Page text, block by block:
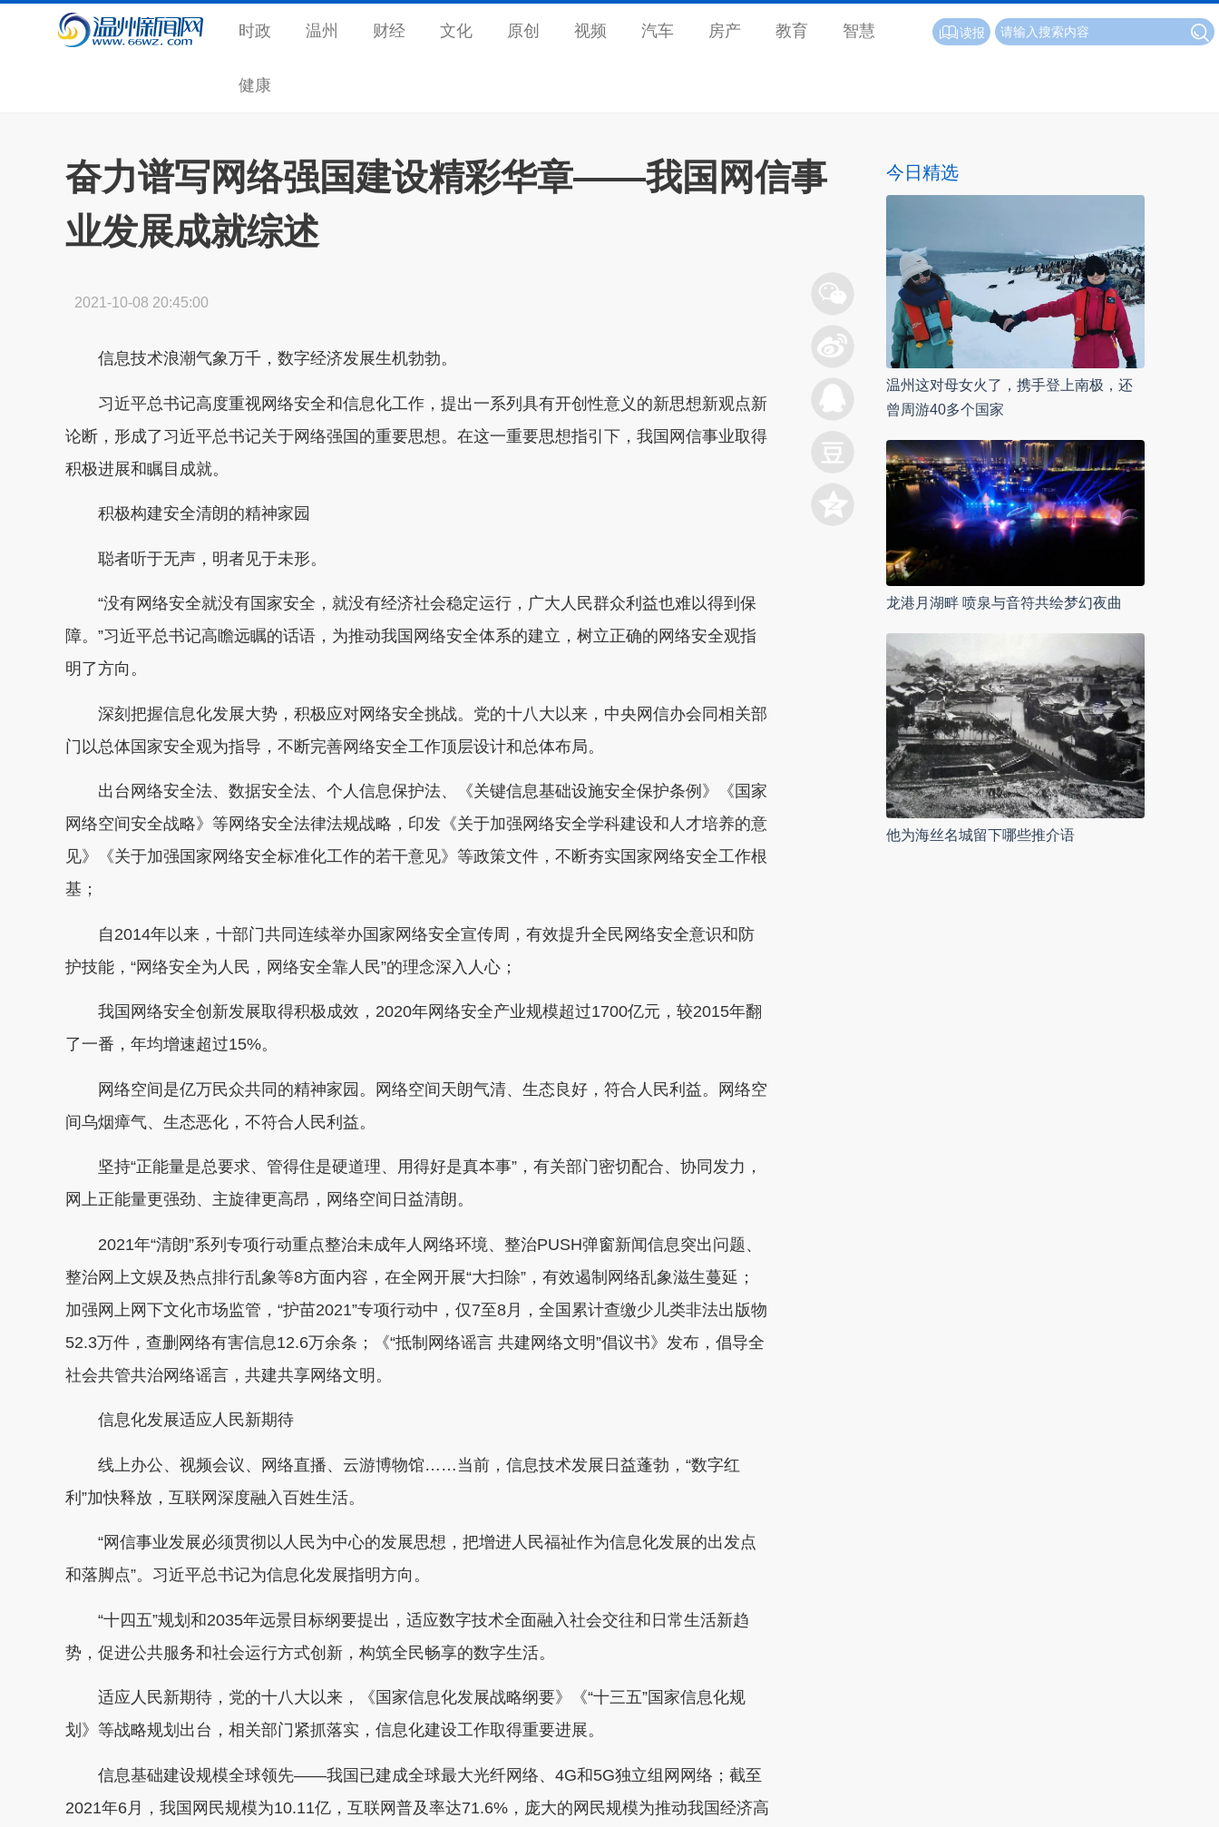
时政 温州 财经 文化 原创 视频 汽车 房产 教育 智慧
健康
读报
奋力谱写网络强国建设精彩华章——我国网信事
业发展成就综述
2021-10-08 20:45:00
信息技术浪潮气象万千，数字经济发展生机勃勃。
习近平总书记高度重视网络安全和信息化工作，提出一系列具有开创性意义的新思想新观点新
论断，形成了习近平总书记关于网络强国的重要思想。在这一重要思想指引下，我国网信事业取得
积极进展和瞩目成就。
积极构建安全清朗的精神家园
聪者听于无声，明者见于未形。
“没有网络安全就没有国家安全，就没有经济社会稳定运行，广大人民群众利益也难以得到保
障。”习近平总书记高瞻远瞩的话语，为推动我国网络安全体系的建立，树立正确的网络安全观指
明了方向。
深刻把握信息化发展大势，积极应对网络安全挑战。党的十八大以来，中央网信办会同相关部
门以总体国家安全观为指导，不断完善网络安全工作顶层设计和总体布局。
出台网络安全法、数据安全法、个人信息保护法、《关键信息基础设施安全保护条例》《国家
网络空间安全战略》等网络安全法律法规战略，印发《关于加强网络安全学科建设和人才培养的意
见》《关于加强国家网络安全标准化工作的若干意见》等政策文件，不断夯实国家网络安全工作根
基；
自2014年以来，十部门共同连续举办国家网络安全宣传周，有效提升全民网络安全意识和防
护技能，“网络安全为人民，网络安全靠人民”的理念深入人心；
我国网络安全创新发展取得积极成效，2020年网络安全产业规模超过1700亿元，较2015年翻
了一番，年均增速超过15%。
网络空间是亿万民众共同的精神家园。网络空间天朗气清、生态良好，符合人民利益。网络空
间乌烟瘴气、生态恶化，不符合人民利益。
坚持“正能量是总要求、管得住是硬道理、用得好是真本事”，有关部门密切配合、协同发力，
网上正能量更强劲、主旋律更高昂，网络空间日益清朗。
2021年“清朗”系列专项行动重点整治未成年人网络环境、整治PUSH弹窗新闻信息突出问题、
整治网上文娱及热点排行乱象等8方面内容，在全网开展“大扫除”，有效遏制网络乱象滋生蔓延；
加强网上网下文化市场监管，“护苗2021”专项行动中，仅7至8月，全国累计查缴少儿类非法出版物
52.3万件，查删网络有害信息12.6万余条；《“抵制网络谣言 共建网络文明”倡议书》发布，倡导全
社会共管共治网络谣言，共建共享网络文明。
信息化发展适应人民新期待
线上办公、视频会议、网络直播、云游博物馆……当前，信息技术发展日益蓬勃，“数字红
利”加快释放，互联网深度融入百姓生活。
“网信事业发展必须贯彻以人民为中心的发展思想，把增进人民福祉作为信息化发展的出发点
和落脚点”。习近平总书记为信息化发展指明方向。
“十四五”规划和2035年远景目标纲要提出，适应数字技术全面融入社会交往和日常生活新趋
势，促进公共服务和社会运行方式创新，构筑全民畅享的数字生活。
适应人民新期待，党的十八大以来，《国家信息化发展战略纲要》《“十三五”国家信息化规
划》等战略规划出台，相关部门紧抓落实，信息化建设工作取得重要进展。
信息基础建设规模全球领先——我国已建成全球最大光纤网络、4G和5G独立组网网络；截至
2021年6月，我国网民规模为10.11亿，互联网普及率达71.6%，庞大的网民规模为推动我国经济高
今日精选
温州这对母女火了，携手登上南极，还
曾周游40多个国家
龙港月湖畔 喷泉与音符共绘梦幻夜曲
他为海丝名城留下哪些推介语